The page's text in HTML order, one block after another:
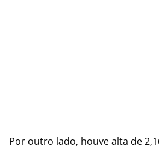
Por outro lado, houve alta de